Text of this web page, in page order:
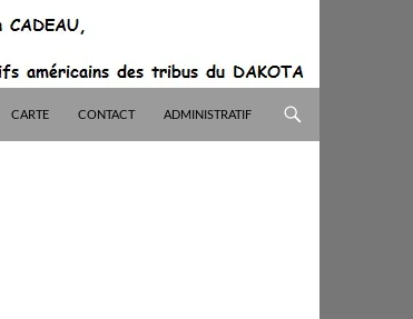
CARTE CONTACT ADMINISTRATIF